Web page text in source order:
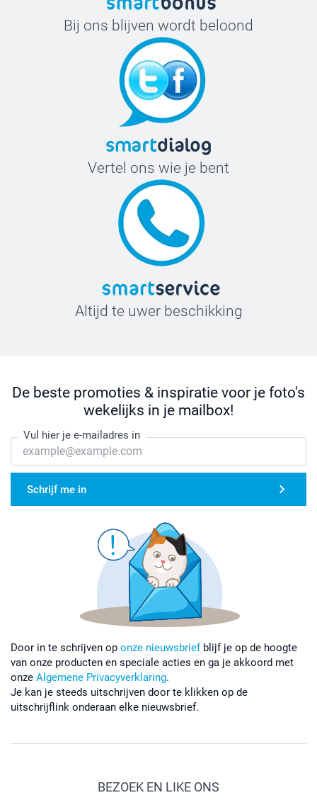
Bij ons blijven wordt beloond
Vertel ons wie je bent
Altijd te uwer beschikking
De beste promoties & inspiratie voor je foto's
wekelijks in je mailbox!
Vul hier je e-mailadres in
Schrijf me in
Door in te schrijven op onze nieuwsbriefblijf je op de hoogte
van onze producten en speciale acties en ga je akkoord met
onze Algemene Privacyverklaring.
Je kan je steeds uitschrijven door te klikken op de
uitschrijflink onderaan elke nieuwsbrief.
BEZOEK EN LIKE ONS